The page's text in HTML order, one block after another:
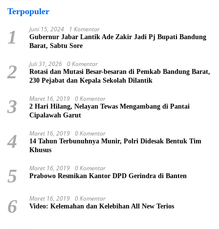
Terpopuler
1 Juni 15, 2024 1 Komentar
Gubernur Jabar Lantik Ade Zakir Jadi Pj Bupati Bandung
Barat, Sabtu Sore
2 Juli 31, 2026 0 Komentar
Rotasi dan Mutasi Besar-besaran di Pemkab Bandung Barat,
230 Pejabat dan Kepala Sekolah Dilantik
3 Maret 16, 2019 0 Komentar
2 Hari Hilang, Nelayan Tewas Mengambang di Pantai
Cipalawah Garut
4 Maret 16, 2019 0 Komentar
14 Tahun Terbunuhnya Munir, Polri Didesak Bentuk Tim
Khusus
5 Maret 16, 2019 0 Komentar
Prabowo Resmikan Kantor DPD Gerindra di Banten
6 Maret 16, 2019 0 Komentar
Video: Kelemahan dan Kelebihan All New Terios